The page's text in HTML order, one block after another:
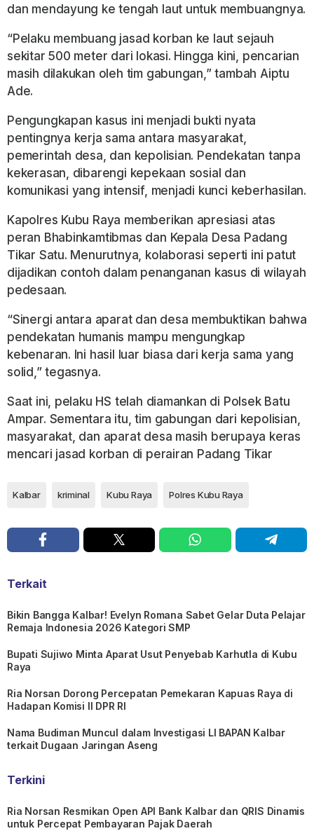
dan mendayung ke tengah laut untuk membuangnya.
“Pelaku membuang jasad korban ke laut sejauh
sekitar 500 meter dari lokasi. Hingga kini, pencarian
masih dilakukan oleh tim gabungan,” tambah Aiptu
Ade.
Pengungkapan kasus ini menjadi bukti nyata
pentingnya kerja sama antara masyarakat,
pemerintah desa, dan kepolisian. Pendekatan tanpa
kekerasan, dibarengi kepekaan sosial dan
komunikasi yang intensif, menjadi kunci keberhasilan.
Kapolres Kubu Raya memberikan apresiasi atas
peran Bhabinkamtibmas dan Kepala Desa Padang
Tikar Satu. Menurutnya, kolaborasi seperti ini patut
dijadikan contoh dalam penanganan kasus di wilayah
pedesaan.
“Sinergi antara aparat dan desa membuktikan bahwa
pendekatan humanis mampu mengungkap
kebenaran. Ini hasil luar biasa dari kerja sama yang
solid,” tegasnya.
Saat ini, pelaku HS telah diamankan di Polsek Batu
Ampar. Sementara itu, tim gabungan dari kepolisian,
masyarakat, dan aparat desa masih berupaya keras
mencari jasad korban di perairan Padang Tikar
Kalbar kriminal Kubu Raya Polres Kubu Raya
Terkait
Bikin Bangga Kalbar! Evelyn Romana Sabet Gelar Duta Pelajar
Remaja Indonesia 2026 Kategori SMP
Bupati Sujiwo Minta Aparat Usut Penyebab Karhutla di Kubu
Raya
Ria Norsan Dorong Percepatan Pemekaran Kapuas Raya di
Hadapan Komisi II DPR RI
Nama Budiman Muncul dalam Investigasi LI BAPAN Kalbar
terkait Dugaan Jaringan Aseng
Terkini
Ria Norsan Resmikan Open API Bank Kalbar dan QRIS Dinamis
untuk Percepat Pembayaran Pajak Daerah